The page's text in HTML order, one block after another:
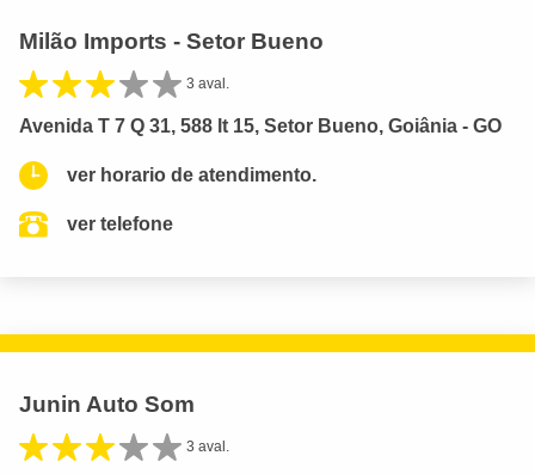
Milão Imports - Setor Bueno
3 aval.
Avenida T 7 Q 31, 588 lt 15, Setor Bueno, Goiânia - GO
ver horario de atendimento.
ver telefone
Junin Auto Som
3 aval.